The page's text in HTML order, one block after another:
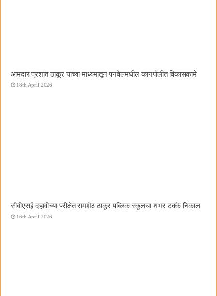
आमदार प्रशांत ठाकूर यांच्या माध्यमातून पनवेलमधील कानपोलीत विकासकामे
18th April 2026
सीबीएसई दहावीच्या परीक्षेत रामशेठ ठाकूर पब्लिक स्कूलचा शंभर टक्के निकाल
16th April 2026